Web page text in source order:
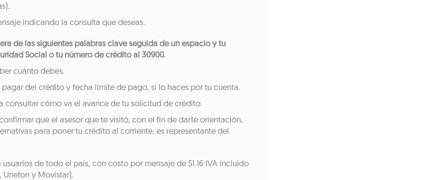
indicando la consulta que deseas.
de las siguientes palabras clave seguida de un espacio y tu
Social o tu número de crédito al 30900.
cuánto debes.
pagar del crédito y fecha límite de pago, si lo haces por tu cuenta.
consultar cómo va el avance de tu solicitud de crédito.
que el asesor que te visitó, con el fin de darte orientación,
para poner tu crédito al corriente, es representante del
usuarios de todo el país, con costo por mensaje de $1.16 IVA incluido
Unefon y Movistar).